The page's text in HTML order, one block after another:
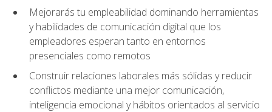
Mejorarás tu empleabilidad dominando herramientas
y habilidades de comunicación digital que los
empleadores esperan tanto en entornos
presenciales como remotos
Construir relaciones laborales más sólidas y reducir
conflictos mediante una mejor comunicación,
inteligencia emocional y hábitos orientados al servicio